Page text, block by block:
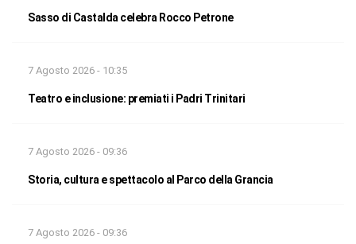
Sasso di Castalda celebra Rocco Petrone
7 Agosto 2026 - 10:35
Teatro e inclusione: premiati i Padri Trinitari
7 Agosto 2026 - 09:36
Storia, cultura e spettacolo al Parco della Grancia
7 Agosto 2026 - 09:36